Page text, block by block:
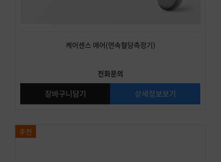
케어센스 에어(연속혈당측정기)
전화문의
장바구니담기 상세정보보기
추천